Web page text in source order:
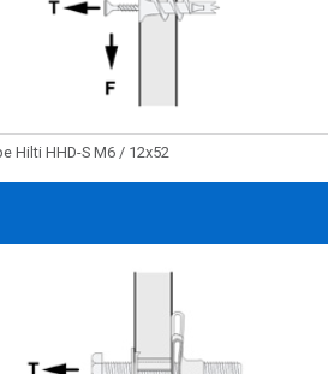
Hilti HHD-S M6 / 12x52